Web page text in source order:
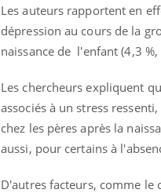
Les auteurs rapportent en
dépression au cours de la
naissance de l'enfant (4,3
Les chercheurs expliquent
associés à un stress
chez les pères après la
aussi, pour certains à
D'autres facteurs, comme le